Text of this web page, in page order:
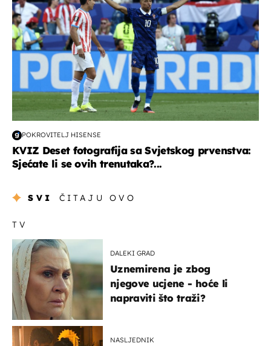
POKROVITELJ HISENSE
KVIZ Deset fotografija sa Svjetskog prvenstva:
Sjećate li se ovih trenutaka?...
SVI ČITAJU OVO
TV
DALEKI GRAD
Uznemirena je zbog
njegove ucjene - hoće li
napraviti što traži?
NASLJEDNIK